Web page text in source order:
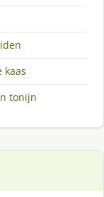
kaas
tonijn